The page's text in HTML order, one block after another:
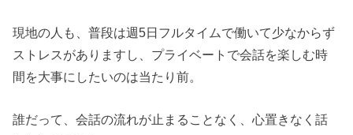
現地の人も、普段は週5日フルタイムで働いて少なからず
ストレスがありますし、プライベートで会話を楽しむ時
間を大事にしたいのは当たり前。
誰だって、会話の流れが止まることなく、心置きなく話